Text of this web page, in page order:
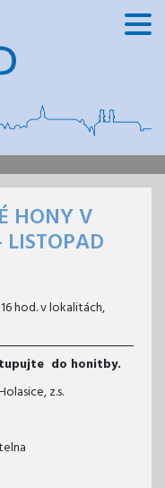
HONY V
16 hod. v lokalitách,
do honitby.
z.s.